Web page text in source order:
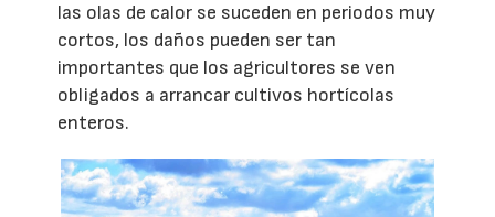
las olas de calor se suceden en periodos muy
cortos, los daños pueden ser tan
importantes que los agricultores se ven
obligados a arrancar cultivos hortícolas
enteros.